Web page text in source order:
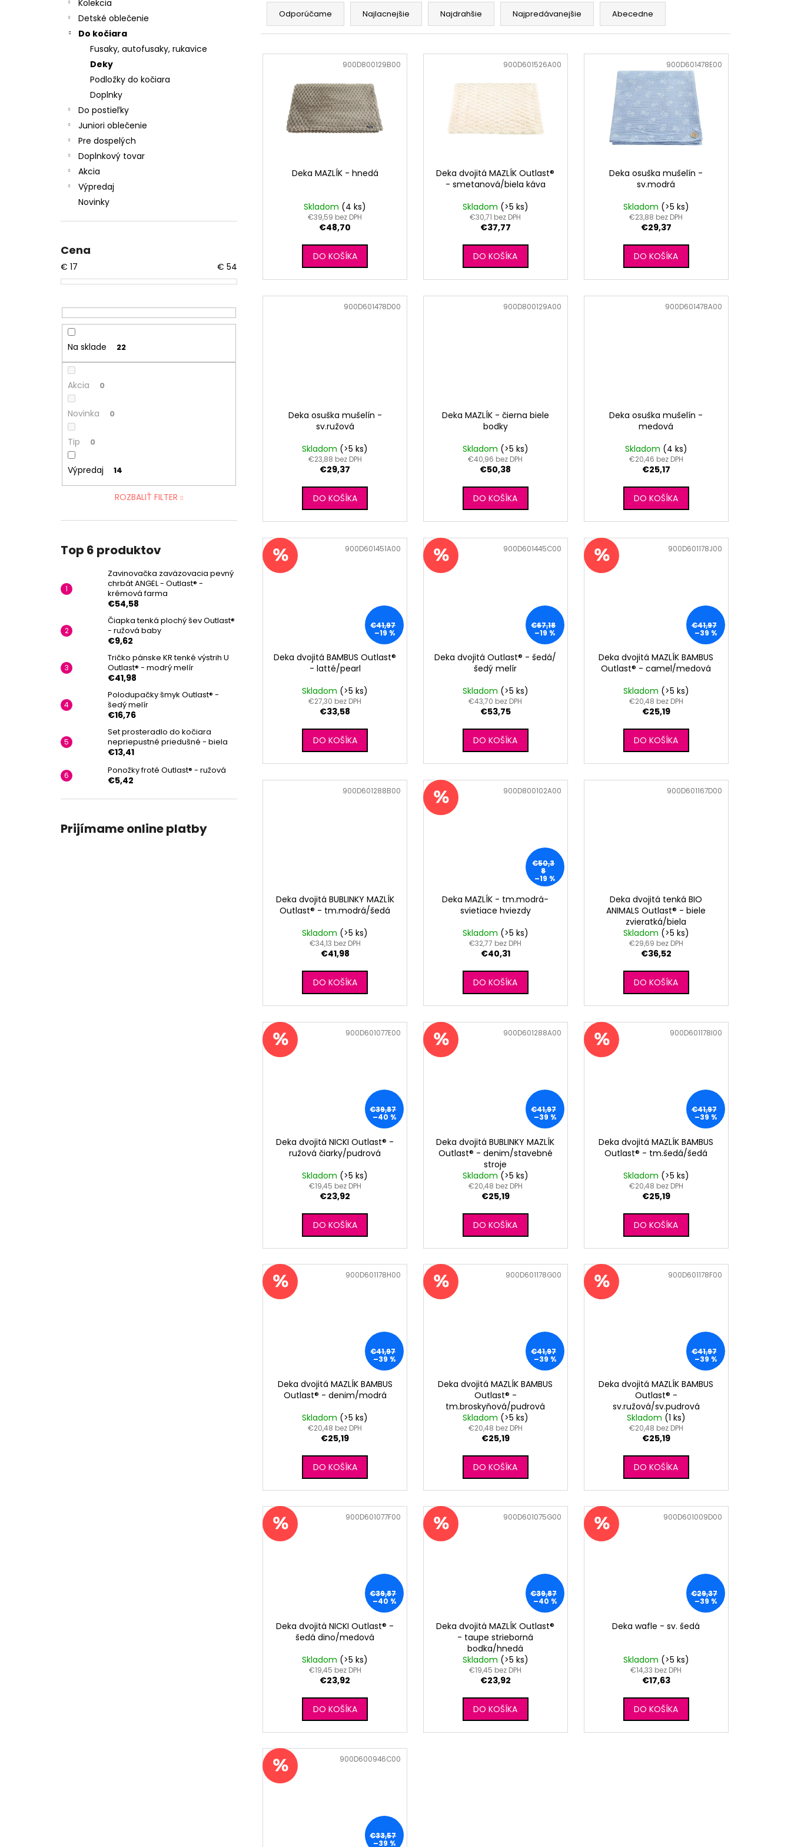
Kolekcia
Detské oblečenie
Do kočiara
Fusaky, autofusaky, rukavice
Deky
Podložky do kočiara
Doplnky
Do postieľky
Juniori oblečenie
Pre dospelých
Doplnkový tovar
Akcia
Výpredaj
Novinky
Cena
€ 17 € 54
Na sklade 22
Akcia 0
Novinka 0
Tip 0
Výpredaj 14
ROZBALIŤ FILTER
Top 6 produktov
Zavinovačka zaväzovacia pevný
chrbát ANGEL - Outlast® -
krémová farma
€54,58
Čiapka tenká plochý šev Outlast®
- ružová baby
€9,62
Tričko pánske KR tenké výstrih U
Outlast® - modrý melír
€41,98
Polodupačky šmyk Outlast® -
šedý melír
€16,76
Set prosteradlo do kočiara
nepriepustné priedušné - biela
€13,41
Ponožky froté Outlast® - ružová
€5,42
Prijímame online platby
d
Odporúčame Najlacnejšie Najdrahšie Najpredávanejšie Abecedne
V
Deka MAZLÍK - hnedá
Skladom (4 ks)
€39,59 bez DPH
€48,70
DO KOŠÍKA
900D800129B00
Deka dvojitá MAZLÍK Outlast®
- smetanová/biela káva
Skladom (>5 ks)
€30,71 bez DPH
€37,77
DO KOŠÍKA
900D601526A00
Deka osuška mušelín -
sv.modrá
Skladom (>5 ks)
€23,88 bez DPH
€29,37
DO KOŠÍKA
900D601478E00
Deka osuška mušelín -
sv.ružová
Skladom (>5 ks)
€23,88 bez DPH
€29,37
DO KOŠÍKA
900D601478D00
Deka MAZLÍK - čierna biele
bodky
Skladom (>5 ks)
€40,96 bez DPH
€50,38
DO KOŠÍKA
900D800129A00
Deka osuška mušelín -
medová
Skladom (4 ks)
€20,46 bez DPH
€25,17
DO KOŠÍKA
900D601478A00
€41,97
–19 %
Deka dvojitá BAMBUS Outlast®
- latté/pearl
Skladom (>5 ks)
€27,30 bez DPH
€33,58
DO KOŠÍKA
900D601451A00
€67,18
–19 %
Deka dvojitá Outlast® - šedá/
šedý melír
Skladom (>5 ks)
€43,70 bez DPH
€53,75
DO KOŠÍKA
900D601445C00
€41,97
–39 %
Deka dvojitá MAZLÍK BAMBUS
Outlast® - camel/medová
Skladom (>5 ks)
€20,48 bez DPH
€25,19
DO KOŠÍKA
900D601178J00
Deka dvojitá BUBLINKY MAZLÍK
Outlast® - tm.modrá/šedá
Skladom (>5 ks)
€34,13 bez DPH
€41,98
DO KOŠÍKA
900D601288B00
€50,3
8
–19 %
Deka MAZLÍK - tm.modrá-
svietiace hviezdy
Skladom (>5 ks)
€32,77 bez DPH
€40,31
DO KOŠÍKA
900D800102A00
Deka dvojitá tenká BIO
ANIMALS Outlast® - biele
zvieratká/biela
Skladom (>5 ks)
€29,69 bez DPH
€36,52
DO KOŠÍKA
900D601167D00
€39,87
–40 %
Deka dvojitá NICKI Outlast® -
ružová čiarky/pudrová
Skladom (>5 ks)
€19,45 bez DPH
€23,92
DO KOŠÍKA
900D601077E00
€41,97
–39 %
Deka dvojitá BUBLINKY MAZLÍK
Outlast® - denim/stavebné
stroje
Skladom (>5 ks)
€20,48 bez DPH
€25,19
DO KOŠÍKA
900D601288A00
€41,97
–39 %
Deka dvojitá MAZLÍK BAMBUS
Outlast® - tm.šedá/šedá
Skladom (>5 ks)
€20,48 bez DPH
€25,19
DO KOŠÍKA
900D601178I00
€41,97
–39 %
Deka dvojitá MAZLÍK BAMBUS
Outlast® - denim/modrá
Skladom (>5 ks)
€20,48 bez DPH
€25,19
DO KOŠÍKA
900D601178H00
€41,97
–39 %
Deka dvojitá MAZLÍK BAMBUS
Outlast® -
tm.broskyňová/pudrová
Skladom (>5 ks)
€20,48 bez DPH
€25,19
DO KOŠÍKA
900D601178G00
€41,97
–39 %
Deka dvojitá MAZLÍK BAMBUS
Outlast® -
sv.ružová/sv.pudrová
Skladom (1 ks)
€20,48 bez DPH
€25,19
DO KOŠÍKA
900D601178F00
€39,87
–40 %
Deka dvojitá NICKI Outlast® -
šedá dino/medová
Skladom (>5 ks)
€19,45 bez DPH
€23,92
DO KOŠÍKA
900D601077F00
€39,87
–40 %
Deka dvojitá MAZLÍK Outlast®
- taupe strieborná
bodka/hnedá
Skladom (>5 ks)
€19,45 bez DPH
€23,92
DO KOŠÍKA
900D601075G00
€29,37
–39 %
Deka wafle - sv. šedá
Skladom (>5 ks)
€14,33 bez DPH
€17,63
DO KOŠÍKA
900D601009D00
€33,57
–39 %
900D600946C00
€9,62
€41,98